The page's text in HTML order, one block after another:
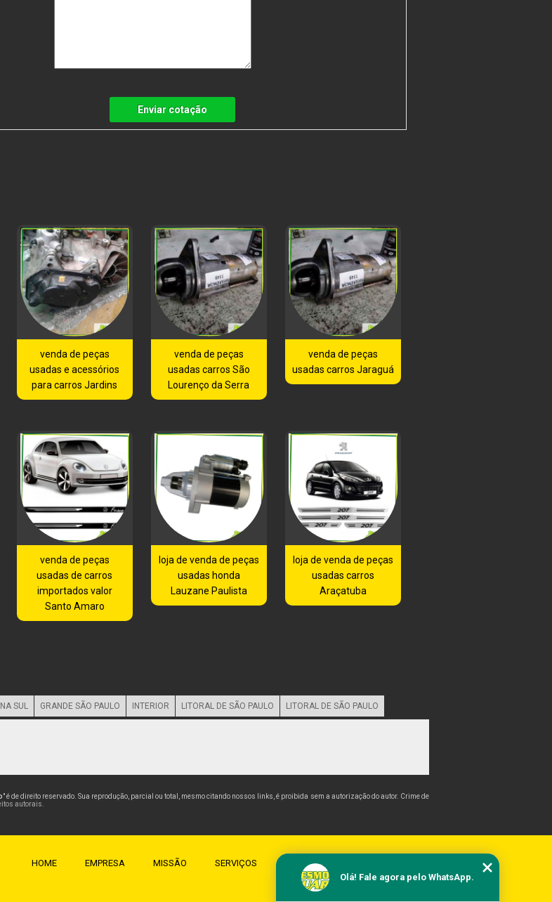
Enviar cotação
venda de peças
usadas e acessórios
para carros Jardins
venda de peças
usadas carros São
Lourenço da Serra
venda de peças
usadas carros Jaraguá
venda de peças
usadas de carros
importados valor
Santo Amaro
loja de venda de peças
usadas honda
Lauzane Paulista
loja de venda de peças
usadas carros
Araçatuba
SUL GRANDE SÃO PAULO INTERIOR LITORAL DE SÃO PAULO LITORAL DE SÃO PAULO
" é de direito reservado. Sua reprodução, parcial ou total, mesmo citando nossos links, é proibida sem a autorização do autor. Crime de
autorais
HOME EMPRESA MISSÃO SERVIÇOS CONTATO
Olá! Fale agora pelo WhatsApp.